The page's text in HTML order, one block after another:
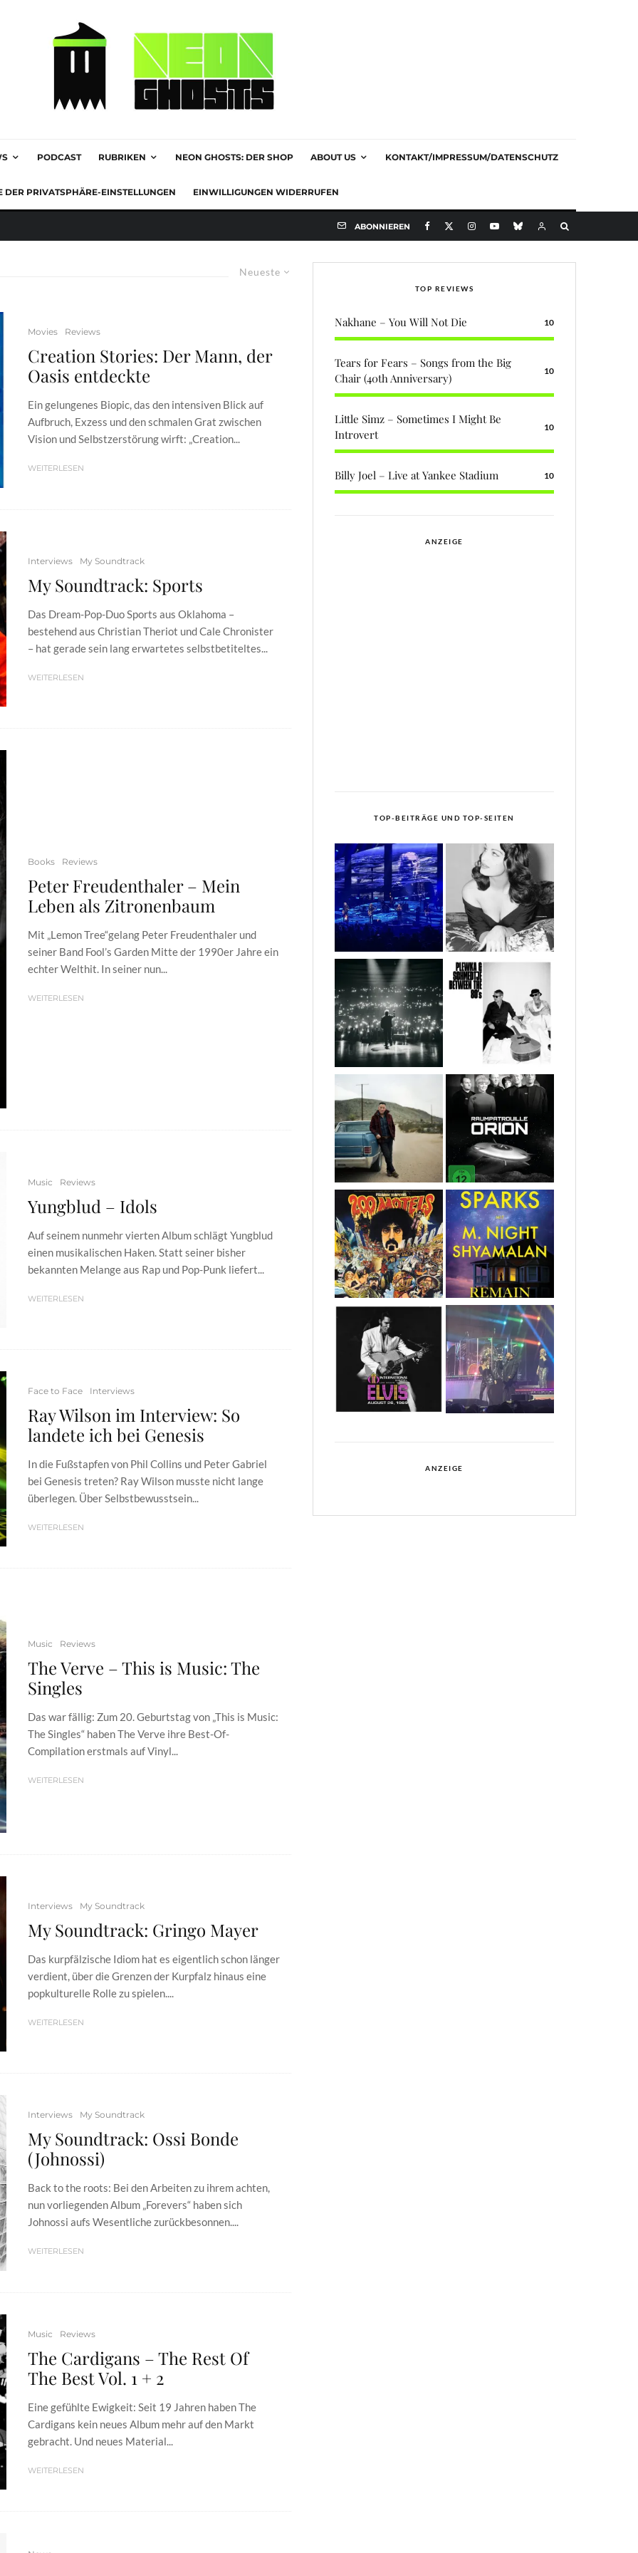
PODCAST RUBRIKEN NEON GHOSTS: DER SHOP ABOUT US KONTAKT/IMPRESSUM/DATENSCHUTZ
DER PRIVATSPHÄRE-EINSTELLUNGEN EINWILLIGUNGEN WIDERRUFEN
ABONNIEREN
Neueste
Movies Reviews
Creation Stories: Der Mann, der
Oasis entdeckte
Ein gelungenes Biopic, das den intensiven Blick auf
Aufbruch, Exzess und den schmalen Grat zwischen
Vision und Selbstzerstörung wirft: „Creation...
WEITERLESEN
Interviews My Soundtrack
My Soundtrack: Sports
Das Dream-Pop-Duo Sports aus Oklahoma –
bestehend aus Christian Theriot und Cale Chronister
– hat gerade sein lang erwartetes selbstbetiteltes...
WEITERLESEN
Books Reviews
Peter Freudenthaler – Mein
Leben als Zitronenbaum
Mit „Lemon Tree“gelang Peter Freudenthaler und
seiner Band Fool’s Garden Mitte der 1990er Jahre ein
echter Welthit. In seiner nun...
WEITERLESEN
Music Reviews
Yungblud – Idols
Auf seinem nunmehr vierten Album schlägt Yungblud
einen musikalischen Haken. Statt seiner bisher
bekannten Melange aus Rap und Pop-Punk liefert...
WEITERLESEN
Face to Face Interviews
Ray Wilson im Interview: So
landete ich bei Genesis
In die Fußstapfen von Phil Collins und Peter Gabriel
bei Genesis treten? Ray Wilson musste nicht lange
überlegen. Über Selbstbewusstsein...
WEITERLESEN
Music Reviews
The Verve – This is Music: The
Singles
Das war fällig: Zum 20. Geburtstag von „This is Music:
The Singles“ haben The Verve ihre Best-Of-
Compilation erstmals auf Vinyl...
WEITERLESEN
Interviews My Soundtrack
My Soundtrack: Gringo Mayer
Das kurpfälzische Idiom hat es eigentlich schon länger
verdient, über die Grenzen der Kurpfalz hinaus eine
popkulturelle Rolle zu spielen....
WEITERLESEN
Interviews My Soundtrack
My Soundtrack: Ossi Bonde
(Johnossi)
Back to the roots: Bei den Arbeiten zu ihrem achten,
nun vorliegenden Album „Forevers“ haben sich
Johnossi aufs Wesentliche zurückbesonnen....
WEITERLESEN
Music Reviews
The Cardigans – The Rest Of
The Best Vol. 1 + 2
Eine gefühlte Ewigkeit: Seit 19 Jahren haben The
Cardigans kein neues Album mehr auf den Markt
gebracht. Und neues Material...
WEITERLESEN
TOP REVIEWS
Nakhane – You Will Not Die 10
Tears for Fears – Songs from the Big
Chair (40th Anniversary)
10
Little Simz – Sometimes I Might Be
Introvert
10
Billy Joel – Live at Yankee Stadium 10
ANZEIGE
TOP-BEITRÄGE UND TOP-SEITEN
ANZEIGE